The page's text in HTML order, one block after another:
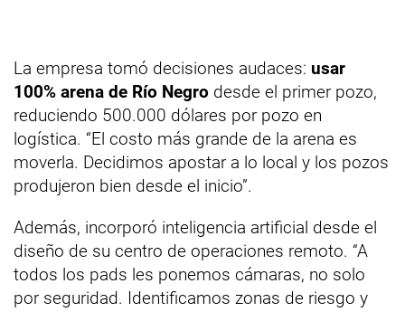
La empresa tomó decisiones audaces: usar
100% arena de Río Negro desde el primer pozo,
reduciendo 500.000 dólares por pozo en
logística. “El costo más grande de la arena es
moverla. Decidimos apostar a lo local y los pozos
produjeron bien desde el inicio”.
Además, incorporó inteligencia artificial desde el
diseño de su centro de operaciones remoto. “A
todos los pads les ponemos cámaras, no solo
por seguridad. Identificamos zonas de riesgo y